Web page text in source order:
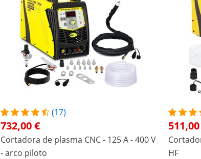
(17)
732,00 €
Cortadora de plasma CNC - 125 A - 400 V
- arco piloto
HF